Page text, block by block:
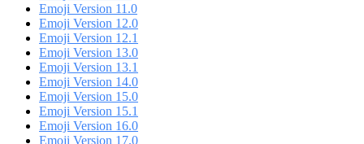
Emoji Version 11.0
Emoji Version 12.0
Emoji Version 12.1
Emoji Version 13.0
Emoji Version 13.1
Emoji Version 14.0
Emoji Version 15.0
Emoji Version 15.1
Emoji Version 16.0
Emoji Version 17.0